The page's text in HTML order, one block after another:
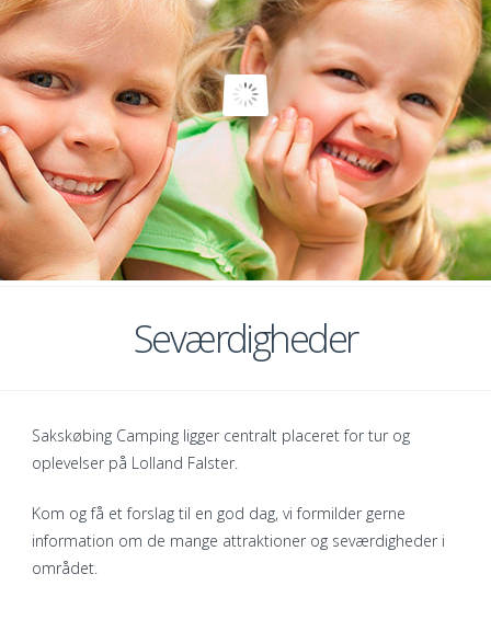
Seværdigheder
Sakskøbing Camping ligger centralt placeret for tur og
oplevelser på Lolland Falster.
Kom og få et forslag til en god dag, vi formilder gerne
information om de mange attraktioner og seværdigheder i
området.